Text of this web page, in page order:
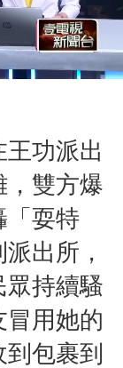
功派出
，雙方爆
「耍特
出所，
眾持續騷
用她的
包裹到